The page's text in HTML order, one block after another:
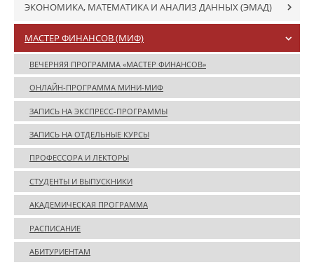
ЭКОНОМИКА, МАТЕМАТИКА И АНАЛИЗ ДАННЫХ (ЭМАД)
МАСТЕР ФИНАНСОВ (МИФ)
ВЕЧЕРНЯЯ ПРОГРАММА «МАСТЕР ФИНАНСОВ»
ОНЛАЙН-ПРОГРАММА МИНИ-МИФ
ЗАПИСЬ НА ЭКСПРЕСС-ПРОГРАММЫ
ЗАПИСЬ НА ОТДЕЛЬНЫЕ КУРСЫ
ПРОФЕССОРА И ЛЕКТОРЫ
СТУДЕНТЫ И ВЫПУСКНИКИ
АКАДЕМИЧЕСКАЯ ПРОГРАММА
РАСПИСАНИЕ
АБИТУРИЕНТАМ